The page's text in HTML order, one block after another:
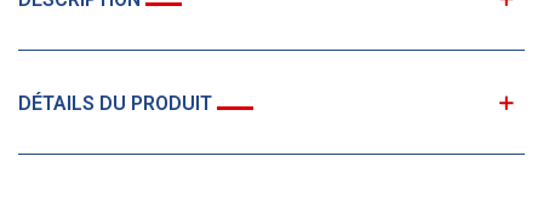
DÉTAILS DU PRODUIT